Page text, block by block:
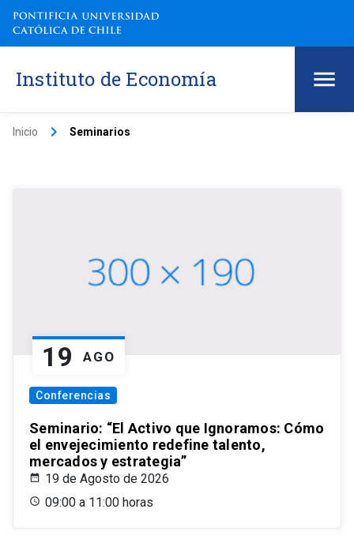
Instituto de Economía
Inicio keyboard_arrow_right Seminarios
19 AGO
Conferencias
Seminario: “El Activo que Ignoramos: Cómo
el envejecimiento redefine talento,
mercados y estrategia”
19 de Agosto de 2026
09:00 a 11:00 horas